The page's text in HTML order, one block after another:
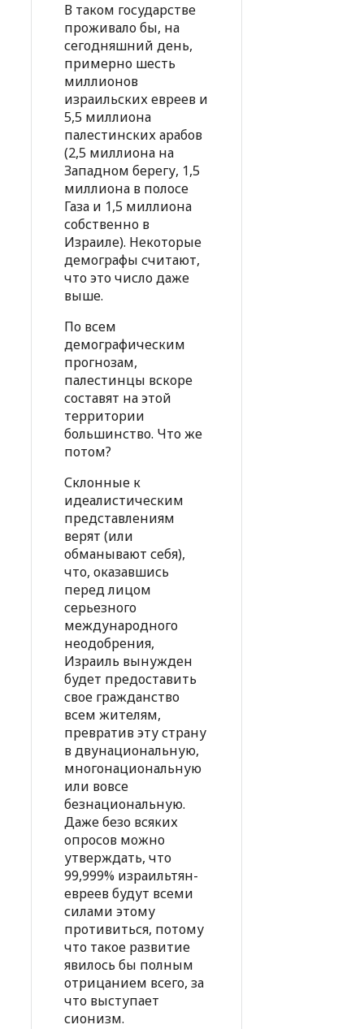
В таком государстве
проживало бы, на
сегодняшний день,
примерно шесть
миллионов
израильских евреев и
5,5 миллиона
палестинских арабов
(2,5 миллиона на
Западном берегу, 1,5
миллиона в полосе
Газа и 1,5 миллиона
собственно в
Израиле). Некоторые
демографы считают,
что это число даже
выше.
По всем
демографическим
прогнозам,
палестинцы вскоре
составят на этой
территории
большинство. Что же
потом?
Склонные к
идеалистическим
представлениям
верят (или
обманывают себя),
что, оказавшись
перед лицом
серьезного
международного
неодобрения,
Израиль вынужден
будет предоставить
свое гражданство
всем жителям,
превратив эту страну
в двунациональную,
многонациональную
или вовсе
безнациональную.
Даже безо всяких
опросов можно
утверждать, что
99,999% израильтян-
евреев будут всеми
силами этому
противиться, потому
что такое развитие
явилось бы полным
отрицанием всего, за
что выступает
сионизм.